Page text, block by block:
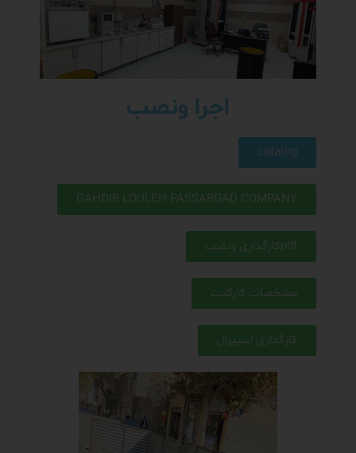
اجرا ونصب
catalog
GAHDIR LOULEH PASSARGAD COMPANY
pdfکارگذاری ونصب
مشخصات کارگیت
کارگذاری اسپیرال